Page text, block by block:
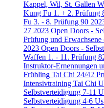
Kappel, Wil, St. Gallen
Kung Fu 1. + 2. Prüfung
Fu 3. - 8. Prüfung 90
27 2023 Open Doors -
Prüfung und
2023 Open Doors -
Waffen 1. - 11. Prüfung
Instruktor-Ernennungen
Frühling Tai Chi 24/42
Intensivtraining Tai Chi
Selbstverteidigung 7-11
Selbstverteidigung 4-6